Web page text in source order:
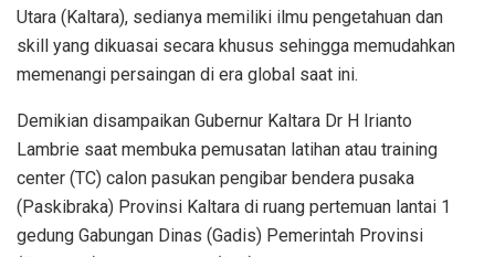
Utara (Kaltara), sedianya memiliki ilmu pengetahuan dan
skill yang dikuasai secara khusus sehingga memudahkan
memenangi persaingan di era global saat ini.
Demikian disampaikan Gubernur Kaltara Dr H Irianto
Lambrie saat membuka pemusatan latihan atau training
center (TC) calon pasukan pengibar bendera pusaka
(Paskibraka) Provinsi Kaltara di ruang pertemuan lantai 1
gedung Gabungan Dinas (Gadis) Pemerintah Provinsi